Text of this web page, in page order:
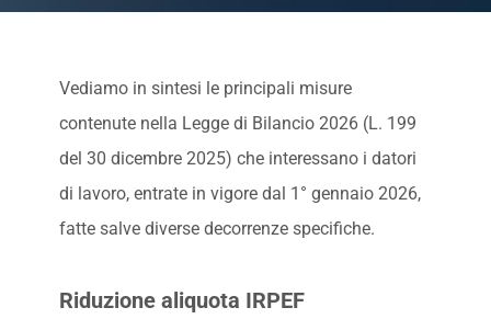
Vediamo in sintesi le principali misure
contenute nella Legge di Bilancio 2026 (L. 199
del 30 dicembre 2025) che interessano i datori
di lavoro, entrate in vigore dal 1° gennaio 2026,
fatte salve diverse decorrenze specifiche.
Riduzione aliquota IRPEF